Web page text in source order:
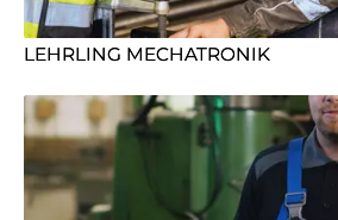
LEHRLING MECHATRONIK